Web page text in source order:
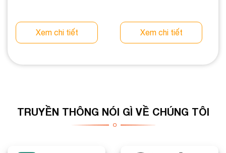
Xem chi tiết Xem chi tiết
TRUYỀN THÔNG NÓI GÌ VỀ CHÚNG TÔI